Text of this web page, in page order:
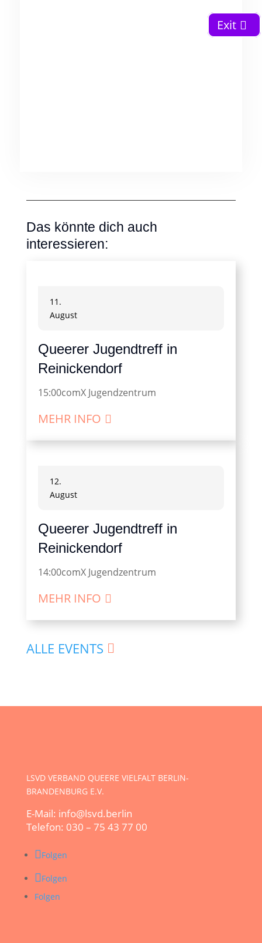
Das könnte dich auch
interessieren:
11.
August
Queerer Jugendtreff in
Reinickendorf
15:00comX Jugendzentrum
MEHR INFO
12.
August
Queerer Jugendtreff in
Reinickendorf
14:00comX Jugendzentrum
MEHR INFO
ALLE EVENTS
Exit
LSVD VERBAND QUEERE VIELFALT BERLIN-
BRANDENBURG E.V.
E-Mail: info@lsvd.berlin
Telefon: 030 – 75 43 77 00
Folgen
Folgen
Folgen